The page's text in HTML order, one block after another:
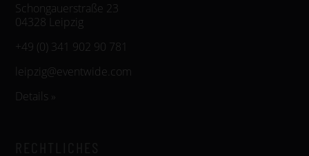
Schongauerstraße 23
04328 Leipzig
+49 (0) 341 902 90 781
leipzig@eventwide.com
Details »